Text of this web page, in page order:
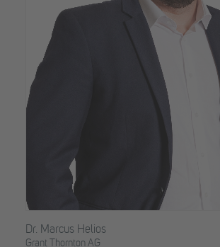
Dr. Marcus Helios
Grant Thornton AG